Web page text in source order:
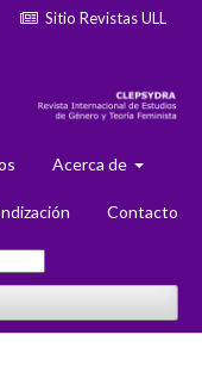
Acerca de
Contacto
Sitio Revistas ULL